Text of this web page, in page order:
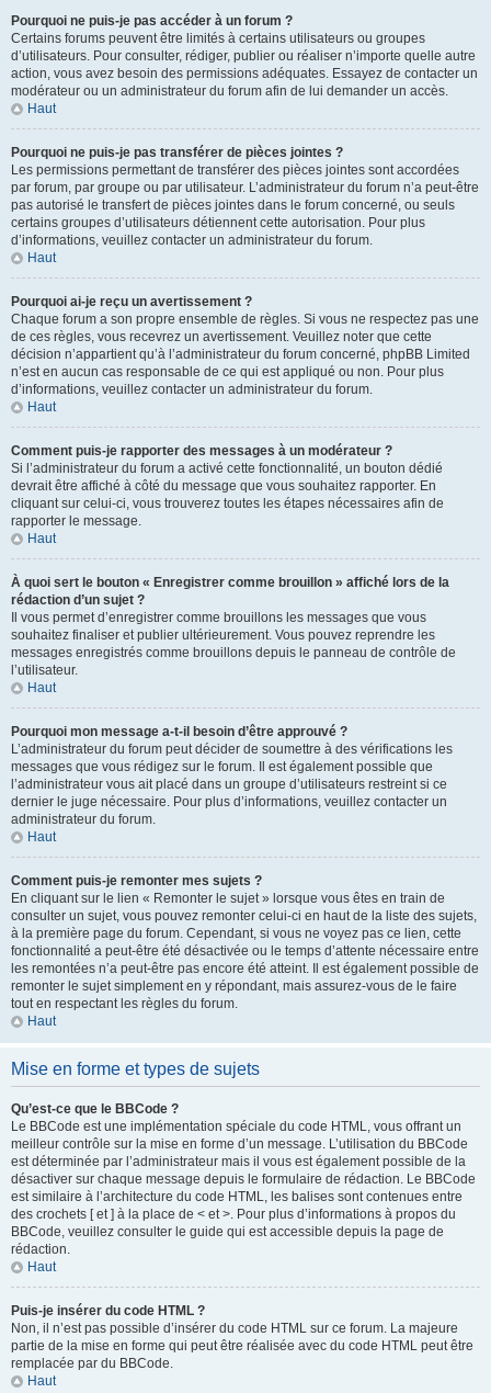
Pourquoi ne puis-je pas accéder à un forum ?
Certains forums peuvent être limités à certains utilisateurs ou groupes
d’utilisateurs. Pour consulter, rédiger, publier ou réaliser n’importe quelle autre
action, vous avez besoin des permissions adéquates. Essayez de contacter un
modérateur ou un administrateur du forum afin de lui demander un accès.
Haut
Pourquoi ne puis-je pas transférer de pièces jointes ?
Les permissions permettant de transférer des pièces jointes sont accordées
par forum, par groupe ou par utilisateur. L’administrateur du forum n’a peut-être
pas autorisé le transfert de pièces jointes dans le forum concerné, ou seuls
certains groupes d’utilisateurs détiennent cette autorisation. Pour plus
d’informations, veuillez contacter un administrateur du forum.
Haut
Pourquoi ai-je reçu un avertissement ?
Chaque forum a son propre ensemble de règles. Si vous ne respectez pas une
de ces règles, vous recevrez un avertissement. Veuillez noter que cette
décision n’appartient qu’à l’administrateur du forum concerné, phpBB Limited
n’est en aucun cas responsable de ce qui est appliqué ou non. Pour plus
d’informations, veuillez contacter un administrateur du forum.
Haut
Comment puis-je rapporter des messages à un modérateur ?
Si l’administrateur du forum a activé cette fonctionnalité, un bouton dédié
devrait être affiché à côté du message que vous souhaitez rapporter. En
cliquant sur celui-ci, vous trouverez toutes les étapes nécessaires afin de
rapporter le message.
Haut
À quoi sert le bouton « Enregistrer comme brouillon » affiché lors de la
rédaction d’un sujet ?
Il vous permet d’enregistrer comme brouillons les messages que vous
souhaitez finaliser et publier ultérieurement. Vous pouvez reprendre les
messages enregistrés comme brouillons depuis le panneau de contrôle de
l’utilisateur.
Haut
Pourquoi mon message a-t-il besoin d’être approuvé ?
L’administrateur du forum peut décider de soumettre à des vérifications les
messages que vous rédigez sur le forum. Il est également possible que
l’administrateur vous ait placé dans un groupe d’utilisateurs restreint si ce
dernier le juge nécessaire. Pour plus d’informations, veuillez contacter un
administrateur du forum.
Haut
Comment puis-je remonter mes sujets ?
En cliquant sur le lien « Remonter le sujet » lorsque vous êtes en train de
consulter un sujet, vous pouvez remonter celui-ci en haut de la liste des sujets,
à la première page du forum. Cependant, si vous ne voyez pas ce lien, cette
fonctionnalité a peut-être été désactivée ou le temps d’attente nécessaire entre
les remontées n’a peut-être pas encore été atteint. Il est également possible de
remonter le sujet simplement en y répondant, mais assurez-vous de le faire
tout en respectant les règles du forum.
Haut
Mise en forme et types de sujets
Qu’est-ce que le BBCode ?
Le BBCode est une implémentation spéciale du code HTML, vous offrant un
meilleur contrôle sur la mise en forme d’un message. L’utilisation du BBCode
est déterminée par l’administrateur mais il vous est également possible de la
désactiver sur chaque message depuis le formulaire de rédaction. Le BBCode
est similaire à l’architecture du code HTML, les balises sont contenues entre
des crochets [ et ] à la place de < et >. Pour plus d’informations à propos du
BBCode, veuillez consulter le guide qui est accessible depuis la page de
rédaction.
Haut
Puis-je insérer du code HTML ?
Non, il n’est pas possible d’insérer du code HTML sur ce forum. La majeure
partie de la mise en forme qui peut être réalisée avec du code HTML peut être
remplacée par du BBCode.
Haut